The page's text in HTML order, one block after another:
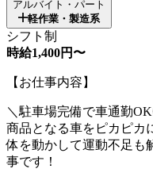
アルバイト・パート
軽作業・製造系
シフト制
時給1,400円〜
【お仕事内容】
＼駐車場完備で車通勤
商品となる車をピカピカ
体を動かして運動不足も
事です！